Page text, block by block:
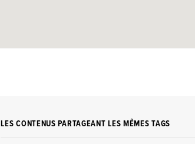
LES CONTENUS PARTAGEANT LES MÊMES TAGS